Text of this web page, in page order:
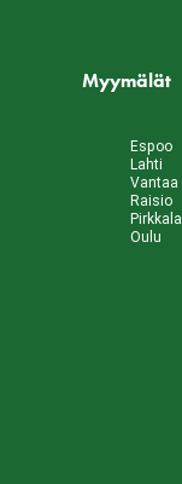
Myymälät
Espoo
Lahti
Vantaa
Raisio
Pirkkala
Oulu